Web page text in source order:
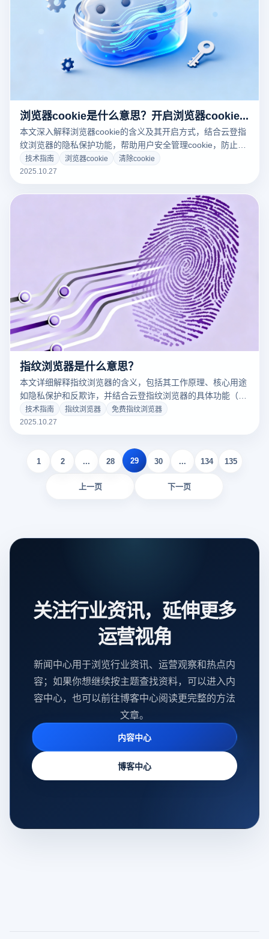
浏览器cookie是什么意思？开启浏览器cookie是什么意思？
本文深入解释浏览器cookie的含义及其开启方式，结合云登指
纹浏览器的隐私保护功能，帮助用户安全管理cookie，防止追
踪。了解如何通过指纹技术实现安全浏览，并下载云登提升在
线隐私。
技术指南 浏览器cookie
清除cookie
2025.10.27
指纹浏览器是什么意思？
本文详细解释指纹浏览器的含义，包括其工作原理、核心用途
如隐私保护和反欺诈，并结合云登指纹浏览器的具体功能（如
多环境隔离、代理集成、自动化任务），分析其在电商、营销
等场景的应用优势。帮助用户理解如何利用指纹浏览器避免账
技术指南 指纹浏览器
免费指纹浏览器
2025.10.27
上一页
1 2 ... 28 29 30 ... 134 135
下一页
关注行业资讯，延伸更多
运营视角
新闻中心用于浏览行业资讯、运营观察和热点内
容；如果你想继续按主题查找资料，可以进入内
容中心，也可以前往博客中心阅读更完整的方法
文章。
内容中心
博客中心